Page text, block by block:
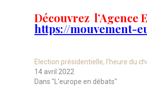
Découvrez l’Agence
https://mouvement-
Election présidentielle, l’heure du
14 avril 2022
Dans "L'europe en débats"